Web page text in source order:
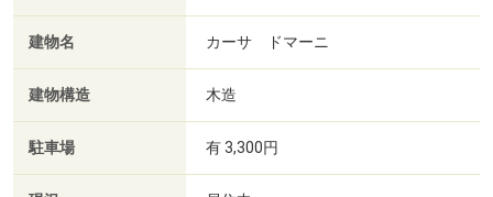
建物名 カーサ ドマーニ
建物構造 木造
駐車場 有 3,300円